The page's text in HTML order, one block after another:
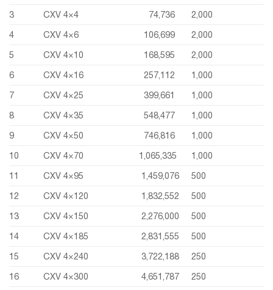
3
CXV 4×4 74,736
2,000
4
CXV 4×6 106,699
2,000
5
CXV 4×10 168,595
2,000
6
CXV 4×16 257,112
1,000
7
CXV 4×25 399,661
1,000
8
CXV 4×35 548,477
1,000
9
CXV 4×50 746,816
1,000
10
CXV 4×70 1,065,335
1,000
11
CXV 4×95 1,459,076
500
12
CXV 4×120 1,832,552
500
13
CXV 4×150 2,276,000
500
14
CXV 4×185 2,831,555
500
15
CXV 4×240 3,722,188
250
16
CXV 4×300 4,651,787
250